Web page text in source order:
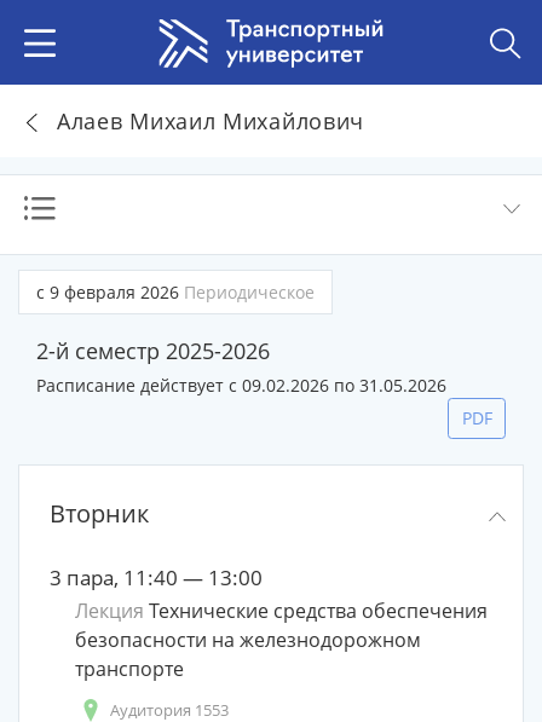
Алаев Михаил Михайлович
с 9 февраля 2026 Периодическое
2-й семестр 2025-2026
Расписание действует с 09.02.2026 по 31.05.2026
PDF
Вторник
3 пара, 11:40 — 13:00
Лекция Технические средства обеспечения
безопасности на железнодорожном
транспорте
Аудитория 1553